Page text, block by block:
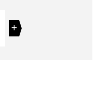
+